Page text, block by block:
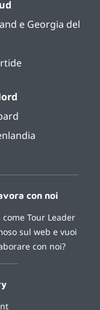
e Georgia del
con noi
come Tour Leader
sul web e vuoi
con noi?